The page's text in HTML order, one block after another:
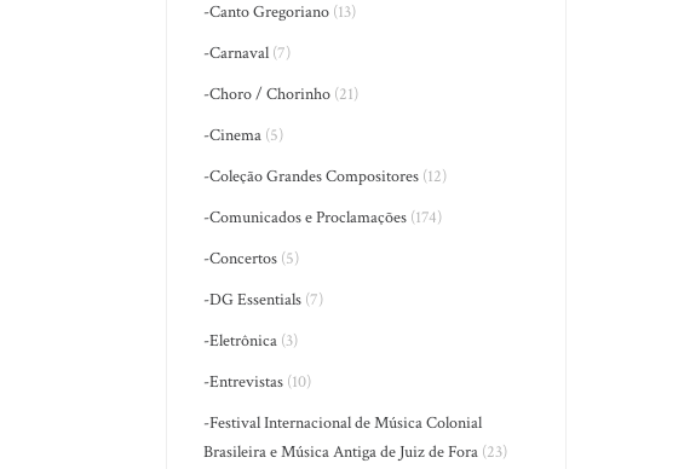
-Canto Gregoriano (13)
-Carnaval (7)
-Choro / Chorinho (21)
-Cinema (5)
-Coleção Grandes Compositores (12)
-Comunicados e Proclamações (174)
-Concertos (5)
-DG Essentials (7)
-Eletrônica (3)
-Entrevistas (10)
-Festival Internacional de Música Colonial
Brasileira e Música Antiga de Juiz de Fora (23)